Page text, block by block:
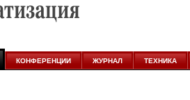
КОНФЕРЕНЦИИ ЖУРНАЛ ТЕХНИКА